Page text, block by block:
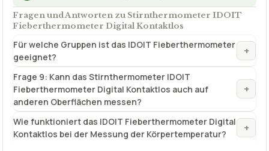
Fragen und Antworten zu Stirnthermometer IDOIT
Fieberthermometer Digital Kontaktlos
Für welche Gruppen ist das IDOIT Fieberthermometer
geeignet?
+
Frage 9: Kann das Stirnthermometer IDOIT
Fieberthermometer Digital Kontaktlos auch auf
anderen Oberflächen messen?
+
Wie funktioniert das IDOIT Fieberthermometer Digital
Kontaktlos bei der Messung der Körpertemperatur?
+